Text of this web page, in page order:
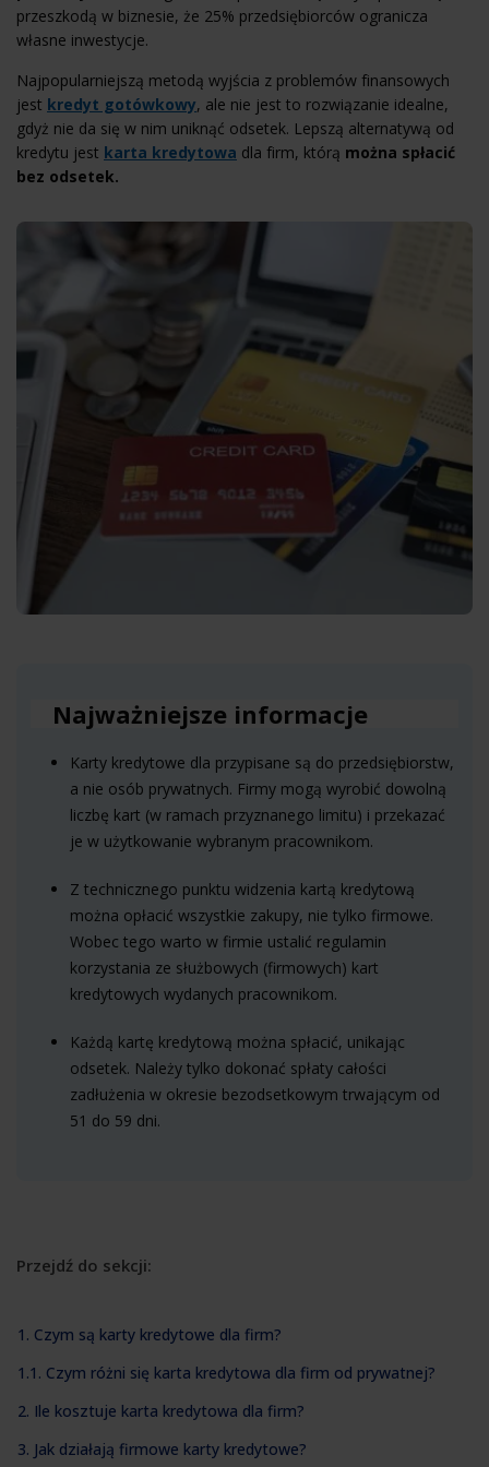
przeszkodą w biznesie, że 25% przedsiębiorców ogranicza
własne inwestycje.
Najpopularniejszą metodą wyjścia z problemów finansowych
jest kredyt gotówkowy, ale nie jest to rozwiązanie idealne,
gdyż nie da się w nim uniknąć odsetek. Lepszą alternatywą od
kredytu jest karta kredytowa dla firm, którą można spłacić
bez odsetek.
Najważniejsze informacje
Karty kredytowe dla przypisane są do przedsiębiorstw,
a nie osób prywatnych. Firmy mogą wyrobić dowolną
liczbę kart (w ramach przyznanego limitu) i przekazać
je w użytkowanie wybranym pracownikom.
Z technicznego punktu widzenia kartą kredytową
można opłacić wszystkie zakupy, nie tylko firmowe.
Wobec tego warto w firmie ustalić regulamin
korzystania ze służbowych (firmowych) kart
kredytowych wydanych pracownikom.
Każdą kartę kredytową można spłacić, unikając
odsetek. Należy tylko dokonać spłaty całości
zadłużenia w okresie bezodsetkowym trwającym od
51 do 59 dni.
Przejdź do sekcji:
1. Czym są karty kredytowe dla firm?
1.1. Czym różni się karta kredytowa dla firm od prywatnej?
2. Ile kosztuje karta kredytowa dla firm?
3. Jak działają firmowe karty kredytowe?